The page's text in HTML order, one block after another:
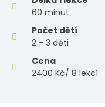
60 minut
Počet dětí
2 - 3 děti
Cena
2400 Kč/ 8 lekcí